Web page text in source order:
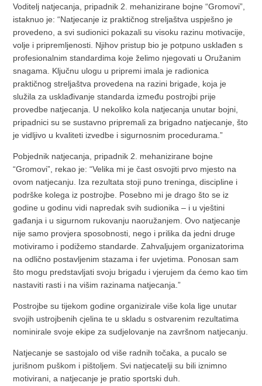
Voditelj natjecanja, pripadnik 2. mehanizirane bojne “Gromovi”,
istaknuo je: “Natjecanje iz praktičnog streljaštva uspješno je
provedeno, a svi sudionici pokazali su visoku razinu motivacije,
volje i pripremljenosti. Njihov pristup bio je potpuno usklađen s
profesionalnim standardima koje želimo njegovati u Oružanim
snagama. Ključnu ulogu u pripremi imala je radionica
praktičnog streljaštva provedena na razini brigade, koja je
služila za usklađivanje standarda između postrojbi prije
provedbe natjecanja. U nekoliko kola natjecanja unutar bojni,
pripadnici su se sustavno pripremali za brigadno natjecanje, što
je vidljivo u kvaliteti izvedbe i sigurnosnim procedurama.”
Pobjednik natjecanja, pripadnik 2. mehanizirane bojne
“Gromovi”, rekao je: “Velika mi je čast osvojiti prvo mjesto na
ovom natjecanju. Iza rezultata stoji puno treninga, discipline i
podrške kolega iz postrojbe. Posebno mi je drago što se iz
godine u godinu vidi napredak svih sudionika – i u vještini
gađanja i u sigurnom rukovanju naoružanjem. Ovo natjecanje
nije samo provjera sposobnosti, nego i prilika da jedni druge
motiviramo i podižemo standarde. Zahvaljujem organizatorima
na odlično postavljenim stazama i fer uvjetima. Ponosan sam
što mogu predstavljati svoju brigadu i vjerujem da ćemo kao tim
nastaviti rasti i na višim razinama natjecanja.”
Postrojbe su tijekom godine organizirale više kola lige unutar
svojih ustrojbenih cjelina te u skladu s ostvarenim rezultatima
nominirale svoje ekipe za sudjelovanje na završnom natjecanju.
Natjecanje se sastojalo od više radnih točaka, a pucalo se
jurišnom puškom i pištoljem. Svi natjecatelji su bili iznimno
motivirani, a natjecanje je pratio sportski duh.